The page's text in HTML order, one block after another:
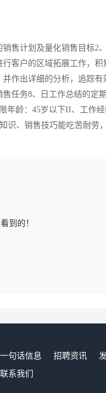
售计划及量化销售目标
客户的区域拓展工作，
作出详细的分析，追踪
任务8、日工作总结的
年龄：45岁以下II、工作
识、销售技巧能吃苦耐劳
到的！
一句话信息 招聘资讯
联系我们